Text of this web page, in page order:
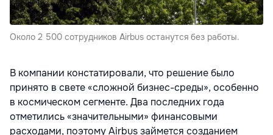
Около 2 500 сотрудников Airbus останутся без работы.
В компании констатировали, что решение было
принято в свете «сложной бизнес-среды», особенно
в космическом сегменте. Два последних года
отметились «значительными» финансовыми
расходами, поэтому Airbus займется созданием